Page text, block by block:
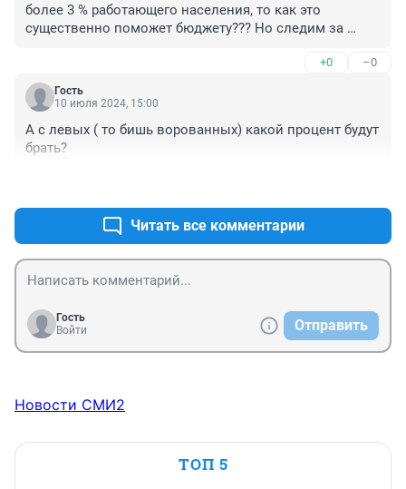
более 3 % работающего населения, то как это
существенно поможет бюджету??? Но следим за
не ее «донастройка») – увеличение налога на
прибыль предприятий с 20 до 25%! То есть это
увеличение на 5% коснется всего. Для примера –
участвует в процессе, чтобы буханка хлеба попала на
прилавок (кто выращивает пшеницу, изготавливает
сходу наберется 20-30 компаний – и с каждой
дополнительно по 5%). А потом читаем – за май-июнь
хлеб подорожал на 18%... А в итоге – все уйдет на СВО
+0 –0
Гость
10 июля 2024, 15:00
А с левых ( то бишь ворованных) какой процент будут
брать?
Читать все комментарии
Гость
Войти
Отправить
Новости СМИ2
ТОП 5